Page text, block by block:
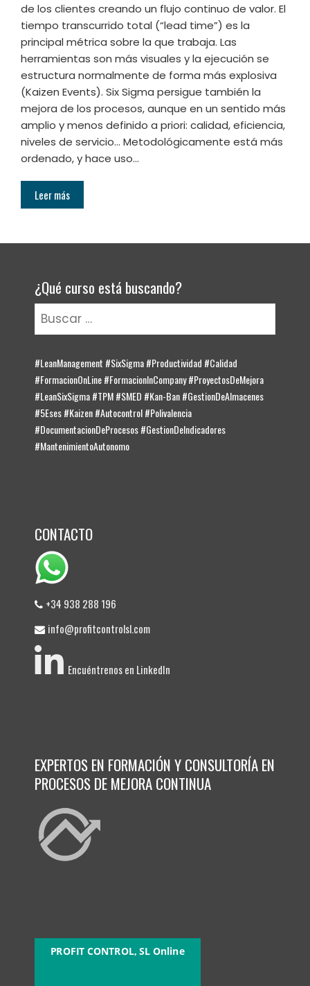
de los clientes creando un flujo continuo de valor. El
tiempo transcurrido total (“lead time”) es la
principal métrica sobre la que trabaja. Las
herramientas son más visuales y la ejecución se
estructura normalmente de forma más explosiva
(Kaizen Events). Six Sigma persigue también la
mejora de los procesos, aunque en un sentido más
amplio y menos definido a priori: calidad, eficiencia,
niveles de servicio… Metodológicamente está más
ordenado, y hace uso…
Leer más
¿Qué curso está buscando?
Buscar:
#LeanManagement #SixSigma #Productividad #Calidad
#FormacionOnLine #FormacionInCompany #ProyectosDeMejora
#LeanSixSigma #TPM #SMED #Kan-Ban #GestionDeAlmacenes
#5Eses #Kaizen #Autocontrol #Polivalencia
#DocumentacionDeProcesos #GestionDeIndicadores
#MantenimientoAutonomo
CONTACTO
+34 938 288 196
info@profitcontrolsl.com
Encuéntrenos en LinkedIn
EXPERTOS EN FORMACIÓN Y CONSULTORÍA EN
PROCESOS DE MEJORA CONTINUA